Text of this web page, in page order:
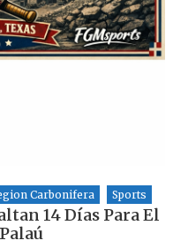
Carbonifera Sports
14 Días Para El